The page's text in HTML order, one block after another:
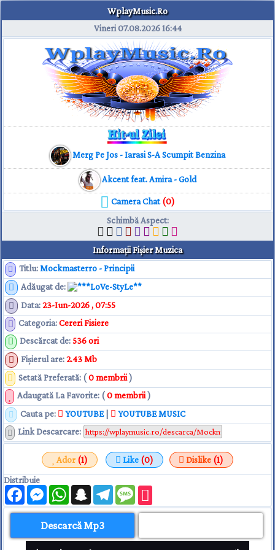
WplayMusic.Ro
Vineri 07.08.202616:44
Merg Pe Jos - Iarasi S-A Scumpit Benzina
Akcent feat. Amira - Gold
Camera Chat(0)
Schimbă Aspect:
Informaţii Fişier Muzica
Titlu: Mockmasterro - Principii
Adăugat de:
**LoVe-StyLe**
Data:23-Iun-2026 , 07:55
Categoria:Cereri Fisiere
Descărcat de:536 ori
Fişierul are:2.43 Mb
Setată Preferată: (0 membrii )
Adaugată La Favorite: (0 membrii )
Cauta pe:
YOUTUBE|
YOUTUBE MUSIC
Link Descarcare:
Ador(1) Like (0) Dislike (1)
Distribuie
FacebookMessengerWhatsAppSnapchatTelegramMessage
Descarcă Mp3